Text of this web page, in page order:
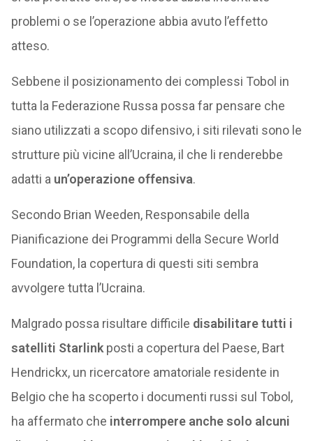
problemi o se l’operazione abbia avuto l’effetto
atteso.
Sebbene il posizionamento dei complessi Tobol in
tutta la Federazione Russa possa far pensare che
siano utilizzati a scopo difensivo, i siti rilevati sono le
strutture più vicine all’Ucraina, il che li renderebbe
adatti a un’operazione offensiva.
Secondo Brian Weeden, Responsabile della
Pianificazione dei Programmi della Secure World
Foundation, la copertura di questi siti sembra
avvolgere tutta l’Ucraina.
Malgrado possa risultare difficile disabilitare tutti i
satelliti Starlinkposti a copertura del Paese, Bart
Hendrickx, un ricercatore amatoriale residente in
Belgio che ha scoperto i documenti russi sul Tobol,
ha affermato che interrompere anche solo alcuni